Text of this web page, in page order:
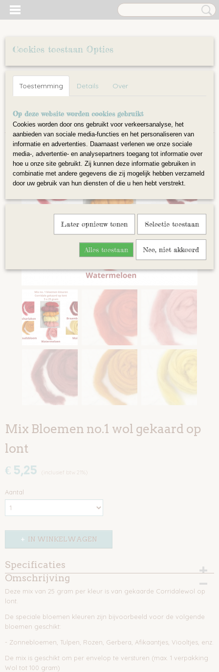
Inloggen Registreren
Home>Wol>Wol gekaard op lont>Mix pakket diverse
kleuren>Mix Bloemen no.1 wol gekaard op lont
Mix Bloemen no.1 wol gekaard op
lont
€ 5,25 (inclusief btw 21%)
Aantal
IN WINKELWAGEN
Specificaties
EAN code
9502956582148
Omschrijving
Deze mix van 25 gram per kleur is van gekaarde Corridalewol op
lont.
De speciale bloemen kleuren zijn bijvoorbeeld voor de volgende
bloemen geschikt:
- Zonnebloemen, Tulpen, Rozen, Gerbera, Afikaantjes, Viooltjes, enz.
De mix is geschikt om per envelop te versturen (max. 1 verpakking
Wol tot 100 gram)
Cookies toestaan Opties
Toestemming Details Over
Op deze website worden cookies gebruikt
Cookies worden door ons gebruikt voor verkeersanalyse, het
aanbieden van sociale media-functies en het personaliseren van
informatie en advertenties. Daarnaast verlenen we onze sociale
media-, advertentie- en analysepartners toegang tot informatie over
hoe u onze site gebruikt. Zij kunnen deze informatie gebruiken in
combinatie met andere gegevens die zij mogelijk hebben verzameld
door uw gebruik van hun diensten of die u hen hebt verstrekt.
Later opnieuw tonen Selectie toestaan
Alles toestaan Nee, niet akkoord